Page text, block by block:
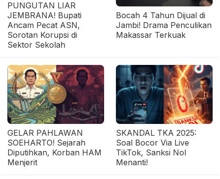
PUNGUTAN LIAR
JEMBRANA! Bupati
Ancam Pecat ASN,
Sorotan Korupsi di
Sektor Sekolah
Bocah 4 Tahun Dijual di
Jambi! Drama Penculikan
Makassar Terkuak
GELAR PAHLAWAN
SOEHARTO! Sejarah
Diputihkan, Korban HAM
Menjerit
SKANDAL TKA 2025:
Soal Bocor Via Live
TikTok, Sanksi Nol
Menanti!